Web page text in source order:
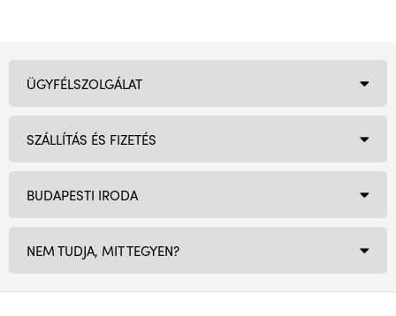
BUDAPESTI IRODA
NEM TUDJA, MIT TEGYEN?
ÜGYFÉLSZOLGÁLAT
SZÁLLÍTÁS ÉS FIZETÉS